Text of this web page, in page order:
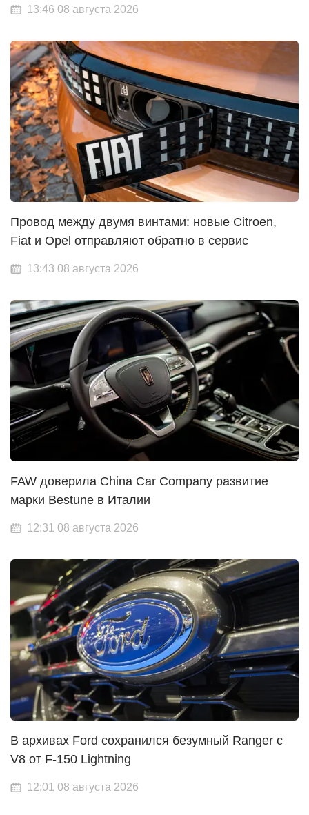
13:46 08 августа 2026
Провод между двумя винтами: новые Citroen,
Fiat и Opel отправляют обратно в сервис
13:43 08 августа 2026
FAW доверила China Car Company развитие
марки Bestune в Италии
12:31 08 августа 2026
В архивах Ford сохранился безумный Ranger с
V8 от F-150 Lightning
12:01 08 августа 2026